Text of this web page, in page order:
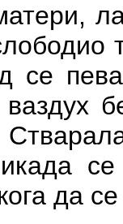
се
да се